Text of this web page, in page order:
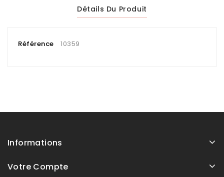
Détails Du Produit
Référence 10359
Informations
Votre Compte